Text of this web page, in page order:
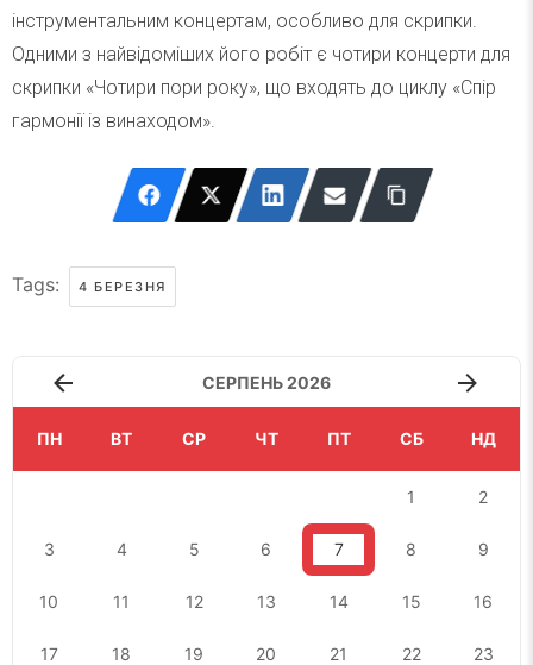
інструментальним концертам, особливо для скрипки.
Одними з найвідоміших його робіт є чотири концерти для
скрипки «Чотири пори року», що входять до циклу «Спір
гармонії із винаходом».
Tags: 4 БЕРЕЗНЯ
СЕРПЕНЬ 2026
ПН ВТ СР ЧТ ПТ СБ НД
1 2
3 4 5 6 7 8 9
10 11 12 13 14 15 16
17 18 19 20 21 22 23